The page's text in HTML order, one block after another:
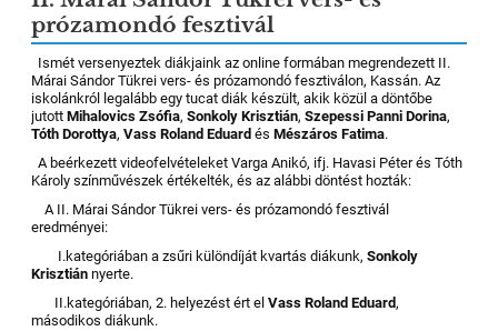
prózamondó fesztivál
Ismét versenyeztek diákjaink az online formában megrendezett II.
Márai Sándor Tükrei vers- és prózamondó fesztiválon, Kassán. Az
iskolánkról legalább egy tucat diák készült, akik közül a döntőbe
jutottMihalovics Zsófia,Sonkoly Krisztián,Szepessi Panni Dorina,
Tóth Dorottya,Vass Roland Eduard ésMészáros Fatima.
A beérkezett videofelvételeket Varga Anikó, ifj. Havasi Péter és Tóth
Károly színművészek értékelték, és az alábbi döntést hozták:
A II. Márai Sándor Tükrei vers- és prózamondó fesztivál
eredményei:
I.kategóriában a zsűri különdíját kvartás diákunk,Sonkoly
Krisztián nyerte.
II.kategóriában, 2. helyezést ért elVass Roland Eduard,
másodikos diákunk.